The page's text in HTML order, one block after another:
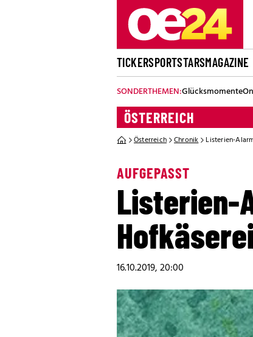
TICKERSPORTSTARSMAGAZINE
SONDERTHEMEN:Glücksmomente
ÖSTERREICH
Österreich Chronik Listerien-
AUFGEPASST
Listerien-
16.10.2019, 20:00